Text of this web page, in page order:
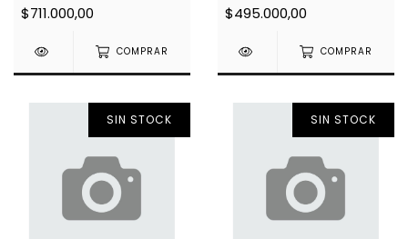
$711.000,00
COMPRAR
$495.000,00
COMPRAR
SIN STOCK SIN STOCK